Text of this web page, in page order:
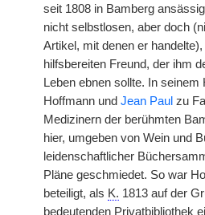
seit 1808 in Bamberg
nicht selbstlosen, aber doch
Artikel, mit denen er
hilfsbereiten Freund, der ihm
Leben ebnen sollte. In
Hoffmann und Jean Paul zu
Medizinern der berühmten
hier, umgeben von Wein und
leidenschaftlicher
Pläne geschmiedet. So war
beteiligt, als K. 1813 auf der
bedeutenden Privatbibliothek